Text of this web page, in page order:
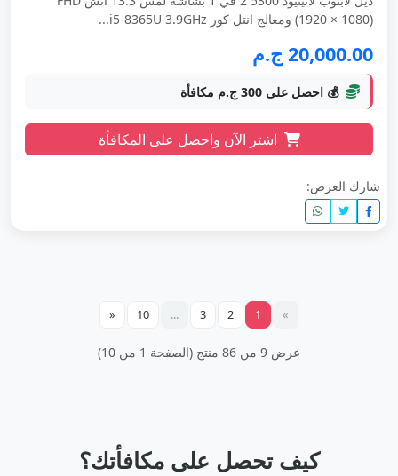
(1920 × 1080) ومعالج انتل كور i5-8365U 3.9GHz...
20,000.00 ج.م
💰 احصل على 300 ج.م مكافأة
اشتر الآن واحصل على المكافأة
شارك العرض:
»
1
2
3
...
10
«
عرض 9 من 86 منتج (الصفحة 1 من 10)
كيف تحصل على مكافأتك؟